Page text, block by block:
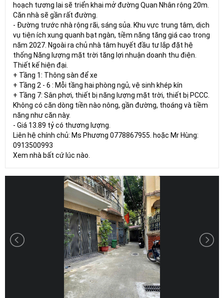
hoạch tương lai sẽ triển khai mở đường Quan Nhân rộng 20m.
Căn nhà sẽ gần rất đường.
- Đường trước nhà rộng rãi, sáng sủa. Khu vực trung tâm, dịch
vụ tiện ích xung quanh bạt ngàn, tiềm năng tăng giá cao trong
năm 2027. Ngoài ra chủ nhà tâm huyết đầu tư lắp đặt hệ
thống Năng lượng mặt trời tăng lợi nhuận doanh thu điện.
Thiết kế hiện đại.
+ Tầng 1: Thông sàn để xe
+ Tầng 2 - 6 : Mỗi tầng hai phòng ngủ, vệ sinh khép kín
+ Tầng 7: Sân phơi, thiết bị năng lượng mặt trời, thiết bị PCCC.
Không có căn dòng tiền nào nông, gần đường, thoáng và tiềm
năng như căn này.
- Giá 13.89 tỷ có thương lượng.
Liên hệ chính chủ: Ms Phương 0778867955. hoặc Mr Hùng:
0913500993
Xem nhà bất cứ lúc nào.